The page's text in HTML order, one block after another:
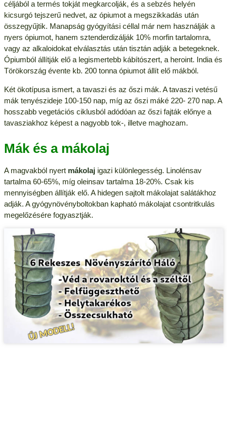
céljából a termés tokját megkarcolják, és a sebzés helyén
kicsurgó tejszerű nedvet, az ópiumot a megszikkadás után
összegyűjtik. Manapság gyógyítási céllal már nem használják a
nyers ópiumot, hanem sztenderdizálják 10% morfin tartalomra,
vagy az alkaloidokat elválasztás után tisztán adják a betegeknek.
Ópiumból állítják elő a legismertebb kábítószert, a heroint. India és
Törökország évente kb. 200 tonna ópiumot állít elő mákból.
Két ökotípusa ismert, a tavaszi és az őszi mák. A tavaszi vetésű
mák tenyészideje 100-150 nap, míg az őszi máké 220- 270 nap. A
hosszabb vegetációs ciklusból adódóan az őszi fajták előnye a
tavasziakhoz képest a nagyobb tok-, illetve maghozam.
Mák és a mákolaj
A magvakból nyert mákolajigazi különlegesség. Linolénsav
tartalma 60-65%, míg oleinsav tartalma 18-20%. Csak kis
mennyiségben állítják elő. A hidegen sajtolt mákolajat salátákhoz
adják. A gyógynövényboltokban kapható mákolajat csontritkulás
megelőzésére fogyasztják.